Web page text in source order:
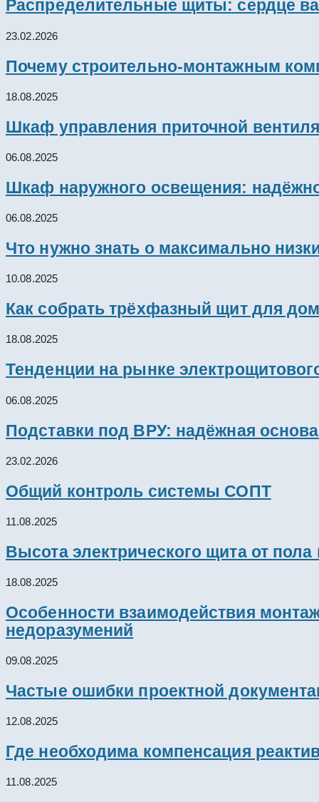
Распределительные щиты: сердце
23.02.2026
Почему строительно-монтажным
18.08.2025
Шкаф управления приточной
06.08.2025
Шкаф наружного освещения:
06.08.2025
Что нужно знать о максимально
10.08.2025
Как собрать трёхфазный щит для
18.08.2025
Тенденции на рынке
06.08.2025
Подставки под ВРУ: надёжная
23.02.2026
Общий контроль системы СОПТ
11.08.2025
Высота электрического щита от
18.08.2025
Особенности взаимодействия
недоразумений
09.08.2025
Частые ошибки проектной
12.08.2025
Где необходима компенсация
11.08.2025